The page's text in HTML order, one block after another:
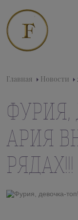
Главная Новости
ФУРИЯ,
АРИЯ
РЯДАХ!!!